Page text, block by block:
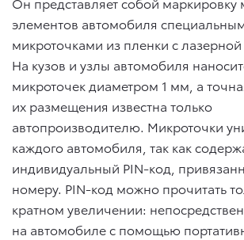
элементов автомобиля
микроточками из пленки с
На кузов и узлы автомобиля
микроточек диаметром 1 мм, а
их размещения известна только
автопроизводителю. Микроточки
каждого автомобиля, так как
индивидуальный PIN-код,
номеру. PIN-код можно прочитать
кратном увеличении:
на автомобиле с помощью